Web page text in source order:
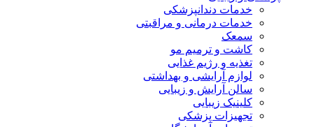
خدمات دندانپزشکی
خدمات درمانی و مراقبتی
سمعک
کاشت و ترمیم مو
تغذیه و رژیم غذایی
لوازم آرایشی و بهداشتی
سالن آرایش و زیبایی
کلینیک زیبایی
تجهیزات پزشکی